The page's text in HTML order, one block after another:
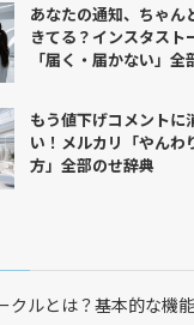
あなたの通知、ちゃん
きてる？インスタスト
「届く・届かない」全
もう値下げコメントに
い！メルカリ「やんわ
方」全部のせ辞典
ルとは？基本的な機